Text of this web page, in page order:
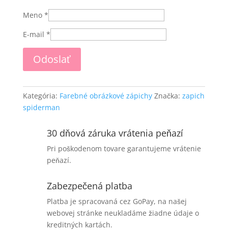
Meno *
E-mail *
Kategória: Farebné obrázkové zápichy Značka: zapich
spiderman
30 dňová záruka vrátenia peňazí
Pri poškodenom tovare garantujeme vrátenie
peňazí.
Zabezpečená platba
Platba je spracovaná cez GoPay, na našej
webovej stránke neukladáme žiadne údaje o
kreditných kartách.